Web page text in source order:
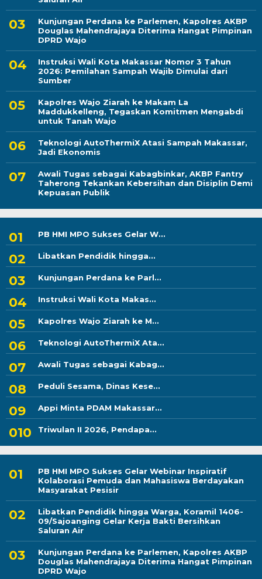
Kunjungan Perdana ke Parlemen, Kapolres AKBP
Douglas Mahendrajaya Diterima Hangat Pimpinan
DPRD Wajo
Instruksi Wali Kota Makassar Nomor 3 Tahun
2026: Pemilahan Sampah Wajib Dimulai dari
Sumber
Kapolres Wajo Ziarah ke Makam La
Maddukkelleng, Tegaskan Komitmen Mengabdi
untuk Tanah Wajo
Teknologi AutoThermiX Atasi Sampah Makassar,
Jadi Ekonomis
Awali Tugas sebagai Kabagbinkar, AKBP Fantry
Taherong Tekankan Kebersihan dan Disiplin Demi
Kepuasan Publik
PB HMI MPO Sukses Gelar W...
Libatkan Pendidik hingga...
Kunjungan Perdana ke Parl...
Instruksi Wali Kota Makas...
Kapolres Wajo Ziarah ke M...
Teknologi AutoThermiX Ata...
Awali Tugas sebagai Kabag...
Peduli Sesama, Dinas Kese...
Appi Minta PDAM Makassar...
Triwulan II 2026, Pendapa...
PB HMI MPO Sukses Gelar Webinar Inspiratif
Kolaborasi Pemuda dan Mahasiswa Berdayakan
Masyarakat Pesisir
Libatkan Pendidik hingga Warga, Koramil 1406-
09/Sajoanging Gelar Kerja Bakti Bersihkan
Saluran Air
Kunjungan Perdana ke Parlemen, Kapolres AKBP
Douglas Mahendrajaya Diterima Hangat Pimpinan
DPRD Wajo